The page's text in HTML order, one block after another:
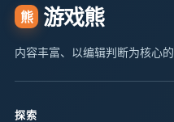
熊 游戏熊
内容丰富、以编辑判断为核心的
探索